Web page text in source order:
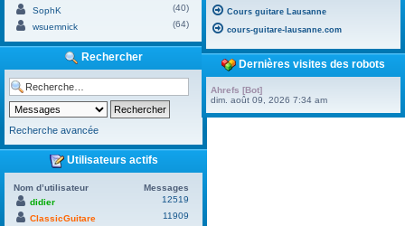
SophK
(40)
wsuemnick
(64)
Rechercher
Recherche avancée
Utilisateurs actifs
Nom d’utilisateur
Messages
didier
12519
ClassicGuitare
11909
Cours guitare Lausanne
cours-guitare-lausanne.com
Dernières visites des robots
Ahrefs [Bot]
dim. août 09, 2026 7:34 am